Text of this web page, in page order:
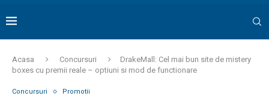
Acasa Concursuri
DrakeMall: Cel mai bun site de mistery
boxes cu premii reale – optiuni si mod de functionare
Concursuri Promotii